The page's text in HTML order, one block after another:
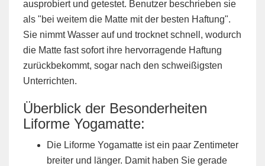
ausprobiert und getestet. Benutzer beschrieben sie
als "bei weitem die Matte mit der besten Haftung".
Sie nimmt Wasser auf und trocknet schnell, wodurch
die Matte fast sofort ihre hervorragende Haftung
zurückbekommt, sogar nach den schweißigsten
Unterrichten.
Überblick der Besonderheiten
Liforme Yogamatte:
Die Liforme Yogamatte ist ein paar Zentimeter
breiter und länger. Damit haben Sie gerade